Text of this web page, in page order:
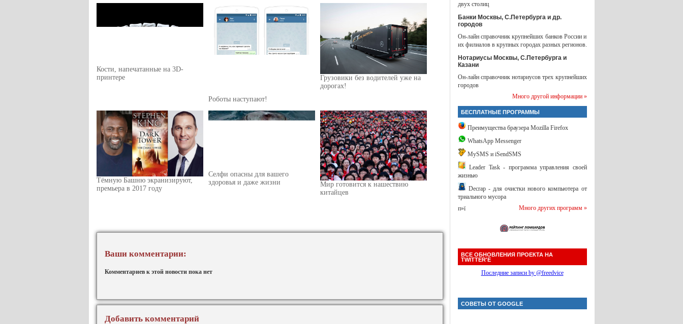
Кости, напечатанные на 3D-
принтере
Роботы наступают!
Грузовики без водителей уже на
дорогах!
Тёмную Башню экранизируют,
премьера в 2017 году
Селфи опасны для вашего
здоровья и даже жизни
Мир готовится к нашествию
китайцев
Ваши комментарии:
Комментариев к этой новости пока нет
Добавить комментарий
двух столиц
Банки Москвы, С.Петербурга и др.
городов
Он-лайн справочник крупнейших банков России и
их филиалов в крупных городах разных регионов.
Нотариусы Москвы, С.Петербурга и
Казани
Он-лайн справочник нотариусов трех крупнейших
городов
Много другой информации »
БЕСПЛАТНЫЕ ПРОГРАММЫ
Преимущества браузера Mozilla Firefox
WhatsApp Messenger
MySMS и iSendSMS
Leader Task - программа управления своей
жизнью
Decrap - для очистки нового компьютера от
триального мусора
Много других программ »
п»ї
ВСЕ ОБНОВЛЕНИЯ ПРОЕКТА НА
TWITTER'Е
Последние записи by @freedvice
СОВЕТЫ ОТ GOOGLE